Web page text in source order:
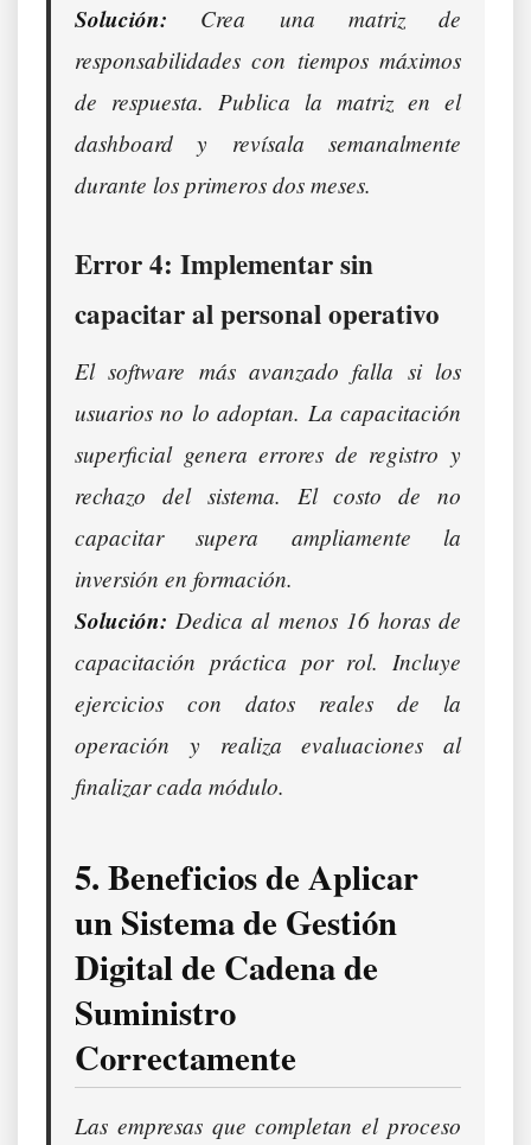
Solución: Crea una matriz de
responsabilidades con tiempos máximos
de respuesta. Publica la matriz en el
dashboard y revísala semanalmente
durante los primeros dos meses.
Error 4: Implementar sin
capacitar al personal operativo
El software más avanzado falla si los
usuarios no lo adoptan. La capacitación
superficial genera errores de registro y
rechazo del sistema. El costo de no
capacitar supera ampliamente la
inversión en formación.
Solución: Dedica al menos 16 horas de
capacitación práctica por rol. Incluye
ejercicios con datos reales de la
operación y realiza evaluaciones al
finalizar cada módulo.
5. Beneficios de Aplicar
un Sistema de Gestión
Digital de Cadena de
Suministro
Correctamente
Las empresas que completan el proceso